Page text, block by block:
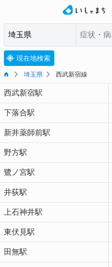
現在地検索
埼玉県 西武新宿線
西武新宿駅
下落合駅
新井薬師前駅
野方駅
鷺ノ宮駅
井荻駅
上石神井駅
東伏見駅
田無駅